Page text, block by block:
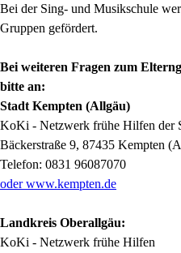
Bei der Sing- und Musikschule
Gruppen gefördert.
Bei weiteren Fragen zum
bitte an:
Stadt Kempten (Allgäu)
KoKi - Netzwerk frühe Hilfen der
Bäckerstraße 9, 87435 Kempten
Telefon: 0831 96087070
oder www.kempten.de
Landkreis Oberallgäu:
KoKi - Netzwerk frühe Hilfen